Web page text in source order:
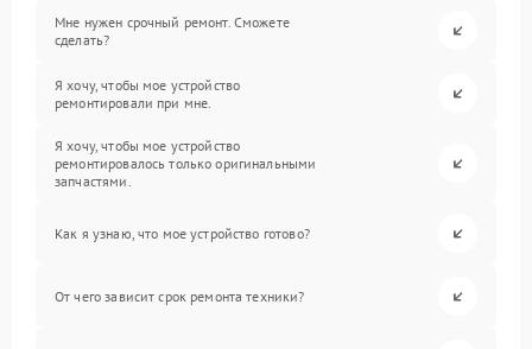
Мне нужен срочный ремонт. Сможете
сделать?
Я хочу, чтобы мое устройство
ремонтировали при мне.
Я хочу, чтобы мое устройство
ремонтировалось только оригинальными
запчастями.
Как я узнаю, что мое устройство готово?
От чего зависит срок ремонта техники?